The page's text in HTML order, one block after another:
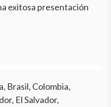
exitosa presentación
Brasil, Colombia,
El Salvador,